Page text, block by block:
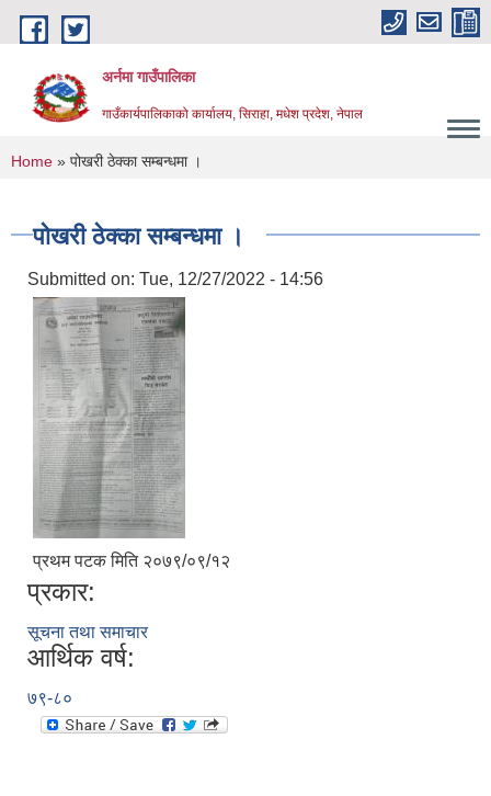
Skip to main content
अर्नमा गाउँपालिका
गाउँकार्यपालिकाको कार्यालय, सिराहा, मधेश प्रदेश, नेपाल
You are here
Home » पोखरी ठेक्का सम्बन्धमा ।
पोखरी ठेक्का सम्बन्धमा ।
Submitted on: Tue, 12/27/2022 - 14:56
प्रथम पटक मिति २०७९/०९/१२
प्रकार:
सूचना तथा समाचार
आर्थिक वर्ष:
७९-८०